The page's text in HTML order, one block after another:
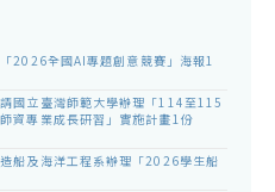
2026全國AI專題創意競賽」海報1
國立臺灣師範大學辦理「114至115
資專業成長研習」實施計畫1份
船及海洋工程系辦理「2026學生船